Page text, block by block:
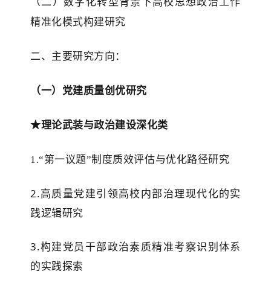
精准化模式构建研究
二、主要研究方向：
（一）党建质量创优研究
★理论武装与政治建设深化类
1.“第一议题”制度质效评估与优化路径研究
2.高质量党建引领高校内部治理现代化的实
践逻辑研究
3.构建党员干部政治素质精准考察识别体系
的实践探索